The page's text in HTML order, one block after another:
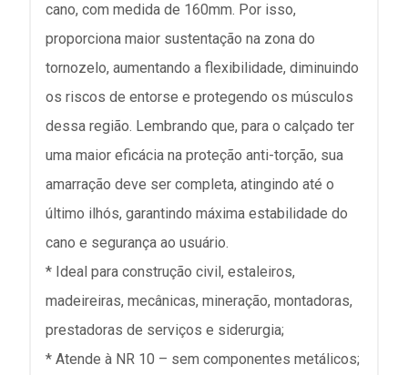
cano, com medida de 160mm. Por isso,
proporciona maior sustentação na zona do
tornozelo, aumentando a flexibilidade, diminuindo
os riscos de entorse e protegendo os músculos
dessa região. Lembrando que, para o calçado ter
uma maior eficácia na proteção anti-torção, sua
amarração deve ser completa, atingindo até o
último ilhós, garantindo máxima estabilidade do
cano e segurança ao usuário.
* Ideal para construção civil, estaleiros,
madeireiras, mecânicas, mineração, montadoras,
prestadoras de serviços e siderurgia;
* Atende à NR 10 – sem componentes metálicos;